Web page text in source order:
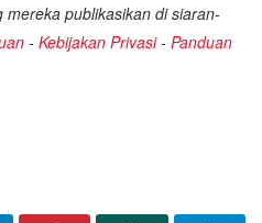
publikasikan di siaran-
- Kebijakan Privasi- Panduan